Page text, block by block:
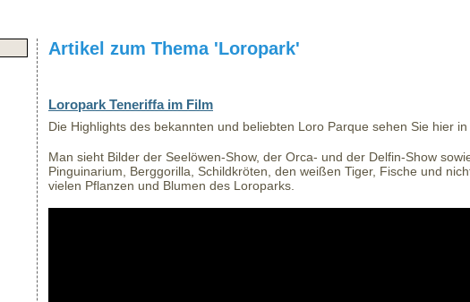
Artikel zum Thema 'Loropark'
Loropark Teneriffa im Film
Die Highlights des bekannten und beliebten Loro Parque sehen Sie hier
Man sieht Bilder der Seelöwen-Show, der Orca- und der Delfin-Show
Pinguinarium, Berggorilla, Schildkröten, den weißen Tiger, Fische und
vielen Pflanzen und Blumen des Loroparks.